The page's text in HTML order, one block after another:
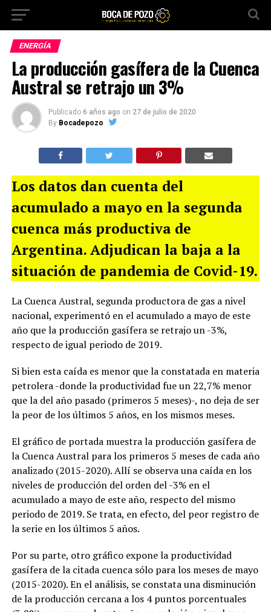
ENERGÍA
La producción gasífera de la Cuenca
Austral se retrajo un 3%
Publicado 6 años ago on 27 de julio de 2020
By Bocadepozo
Los datos dan cuenta del
acumulado a mayo en la segunda
cuenca más productiva de
Argentina. Adjudican la baja a la
situación de pandemia de Covid-19.
La Cuenca Austral, segunda productora de gas a nivel
nacional, experimentó en el acumulado a mayo de este
año que la producción gasífera se retrajo un -3%,
respecto de igual periodo de 2019.
Si bien esta caída es menor que la constatada en materia
petrolera -donde la productividad fue un 22,7% menor
que la del año pasado (primeros 5 meses)-, no deja de ser
la peor de los últimos 5 años, en los mismos meses.
El gráfico de portada muestra la producción gasífera de
la Cuenca Austral para los primeros 5 meses de cada año
analizado (2015-2020). Allí se observa una caída en los
niveles de producción del orden del -3% en el
acumulado a mayo de este año, respecto del mismo
periodo de 2019. Se trata, en efecto, del peor registro de
la serie en los últimos 5 años.
Por su parte, otro gráfico expone la productividad
gasífera de la citada cuenca sólo para los meses de mayo
(2015-2020). En el análisis, se constata una disminución
de la producción cercana a los 4 puntos porcentuales